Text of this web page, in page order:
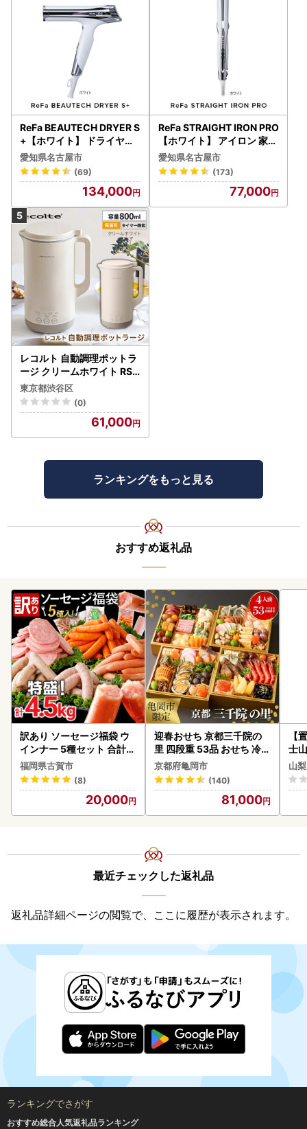
ReFa BEAUTECH DRYER S
+【ホワイト】 ドライヤー
美容 家電 ドライヤー リフ
ァ
愛知県名古屋市
(69)
134,000
ReFa STRAIGHT IRON PRO
【ホワイト】 アイロン 家電
美容 リファ アイロン
愛知県名古屋市
(173)
77,000
レコルト 自動調理ポットラ
ージ クリームホワイト RSY
-3(W) 【223022-1】
東京都渋谷区
(0)
61,000
ランキングをもっと見る
おすすめ返礼品
訳あり ソーセージ福袋 ウ
インナー 5種セット 合計4.
5kg ソーセージ
福岡県古賀市
(8)
20,000
迎春おせち 京都三千院の
里 四段重 53品 おせち 冷蔵
2027 先行予約
京都府亀岡市
(140)
81,000
【
士
山
最近チェックした返礼品
返礼品詳細ページの閲覧で、ここに履歴が表示されます。
ランキングでさがす
おすすめ総合人気返礼品ランキング